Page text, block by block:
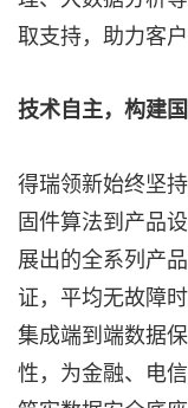
取支持，助力客
技术自主，构建
得瑞领新始终坚
固件算法到产品
展出的全系列产
证，平均无故障
集成端到端数据
性，为金融、电